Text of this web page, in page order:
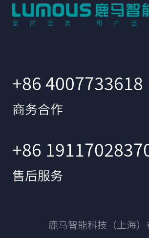
+86 4007733618
商务合作
+86
售后服务
鹿马智能科技（上海